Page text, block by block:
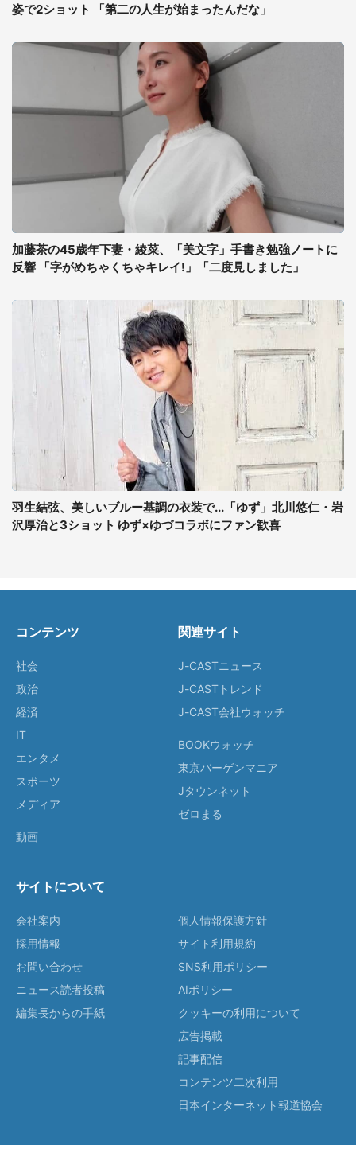
姿で2ショット 「第二の人生が始まったんだな」
加藤茶の45歳年下妻・綾菜、「美文字」手書き勉強ノートに
反響 「字がめちゃくちゃキレイ!」「二度見しました」
羽生結弦、美しいブルー基調の衣装で...「ゆず」北川悠仁・岩
沢厚治と3ショット ゆず×ゆづコラボにファン歓喜
コンテンツ
社会
政治
経済
IT
エンタメ
スポーツ
メディア
動画
関連サイト
J-CASTニュース
J-CASTトレンド
J-CAST会社ウォッチ
BOOKウォッチ
東京バーゲンマニア
Jタウンネット
ゼロまる
サイトについて
会社案内
採用情報
お問い合わせ
ニュース読者投稿
編集長からの手紙
個人情報保護方針
サイト利用規約
SNS利用ポリシー
AIポリシー
クッキーの利用について
広告掲載
記事配信
コンテンツ二次利用
日本インターネット報道協会